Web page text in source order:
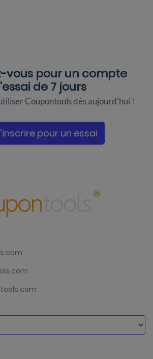
vous pour un compte
de 7 jours
Coupontools dès aujourd'hui !
pour un essai